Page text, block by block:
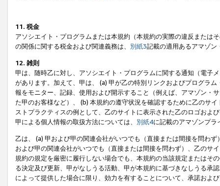
11. 税金
アソシエイト・プログラムまたは本規約（本規約の実際の違反または
の関係に関する税金および関連義務は、 別紙3記載の適用あるアマゾン
12. 雑則
甲は、随時乙に対し、アソシエイト・プログラムに関する通知（電子
があります。加えて、甲は、 (a) 甲が乙の特別リンクおよびプログラ
報をモニター、記録、使用および開示すること（例えば、アマゾン・
た甲のお客様など）、 (b) 本規約の遵守状況を確認するために乙のサ
ストプラクティスの例として、乙のサイトに表示された乙のロゴおよ
甲による個人情報の取扱方法については、 別紙4に記載のアマゾンプ
乙は、 (a) 甲および甲の関連会社がいつでも（直接または間接を問わ
および甲の関連会社がいつでも（直接または間接を問わず）、乙のサ
規約の規定を厳密に履行しない場合でも、本規約の当該規定またはそ
る決定及び更新、甲がなしうる活動、甲が本規約に基づきなしうる承
によって提供した場合に限り、効力を有することについて、承諾およ